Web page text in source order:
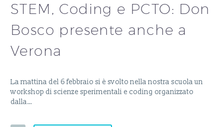
STEM, Coding e PCTO: Don
Bosco presente anche a
Verona
La mattina del 6 febbraio si è svolto nella nostra scuola un
workshop di scienze sperimentali e coding organizzato
dalla…